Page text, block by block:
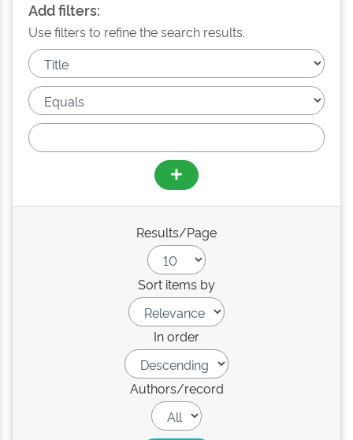
Add filters:
Use filters to refine the search results.
Results/Page
Sort items by
In order
Authors/record